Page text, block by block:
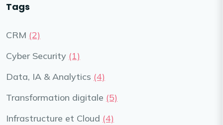
Tags
CRM (2)
Cyber Security (1)
Data, IA & Analytics (4)
Transformation digitale (5)
Infrastructure et Cloud (4)